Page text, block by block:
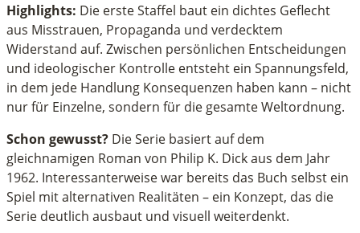
Highlights: Die erste Staffel baut ein dichtes Geflecht
aus Misstrauen, Propaganda und verdecktem
Widerstand auf. Zwischen persönlichen Entscheidungen
und ideologischer Kontrolle entsteht ein Spannungsfeld,
in dem jede Handlung Konsequenzen haben kann – nicht
nur für Einzelne, sondern für die gesamte Weltordnung.
Schon gewusst? Die Serie basiert auf dem
gleichnamigen Roman von Philip K. Dick aus dem Jahr
1962. Interessanterweise war bereits das Buch selbst ein
Spiel mit alternativen Realitäten – ein Konzept, das die
Serie deutlich ausbaut und visuell weiterdenkt.